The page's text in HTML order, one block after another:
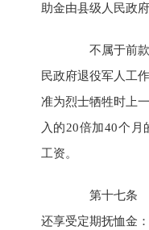
助金由县级人民政
不属于前款
民政府退役军人工
准为烈士牺牲时上
入的20倍加40个
工资。
第十七条 符
还享受定期抚恤金：